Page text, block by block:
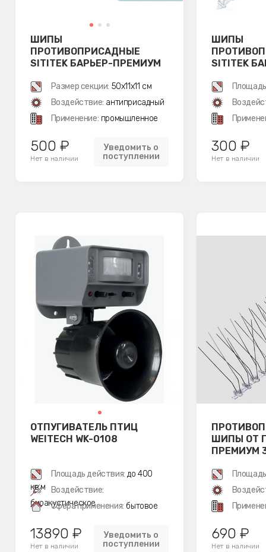
ШИПЫ
ПРОТИВОПРИСАДНЫЕ
SITITEK БАРЬЕР-ПРЕМИУМ
Размер секции: 50х11х11 см
Воздействие: антиприсадный
Применение: промышленное
500 ₽
Нет в наличии
Уведомить о
поступлении
ШИПЫ
SITITEK
300 ₽
Нет в наличии
ОТПУГИВАТЕЛЬ ПТИЦ
WEITECH WK-0108
Площадь действия: до 400
кв.м
Воздействие:
биоакустическое
Сфера применения: бытовое
13890 ₽
Нет в наличии
Уведомить о
поступлении
ШИПЫ ОТ
ПРЕМИУМ
690 ₽
Нет в наличии